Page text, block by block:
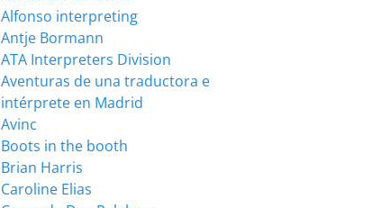
Alfonso interpreting
Antje Bormann
ATA Interpreters Division
Aventuras de una traductora e
intérprete en Madrid
Avinc
Boots in the booth
Brian Harris
Caroline Elias